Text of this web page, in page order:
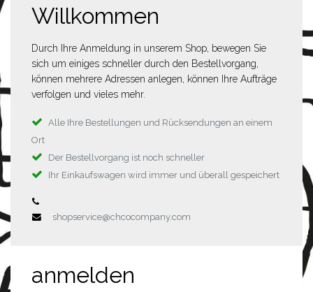
Willkommen
Durch Ihre Anmeldung in unserem Shop, bewegen Sie
sich um einiges schneller durch den Bestellvorgang,
können mehrere Adressen anlegen, können Ihre Aufträge
verfolgen und vieles mehr.
Alle Ihre Bestellungen und Rücksendungen an einem
Ort
Der Bestellvorgang ist noch schneller
Ihr Einkaufswagen wird immer und überall gespeichert
shopservice@chcocompany.com
anmelden